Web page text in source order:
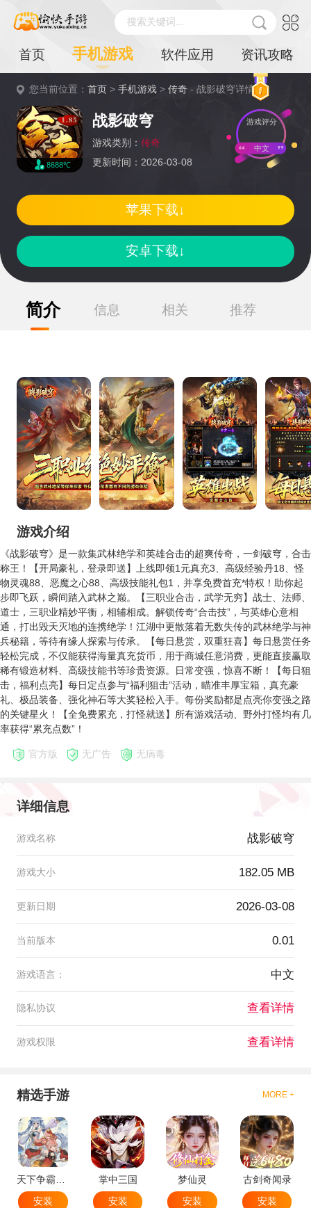
搜索关键词...
首页 手机游戏 软件应用 资讯攻略
您当前位置：首页 >手机游戏 >传奇 - 战影破穹详情
8688℃
战影破穹
游戏类别： 传奇
更新时间：2026-03-08
游戏评分
中文
安卓下载↓
苹果下载↓
简介 信息 相关 推荐
游戏介绍
《战影破穹》是一款集武林绝学和英雄合击的超爽传奇，一剑破穹，合击
称王！【开局豪礼，登录即送】上线即领1元真充3、高级经验丹18、怪
物灵魂88、恶魔之心88、高级技能礼包1，并享免费首充*特权！助你起
步即飞跃，瞬间踏入武林之巅。【三职业合击，武学无穷】战士、法师、
道士，三职业精妙平衡，相辅相成。解锁传奇“合击技”，与英雄心意相
通，打出毁天灭地的连携绝学！江湖中更散落着无数失传的武林绝学与神
兵秘籍，等待有缘人探索与传承。【每日悬赏，双重狂喜】每日悬赏任务
轻松完成，不仅能获得海量真充货币，用于商城任意消费，更能直接赢取
稀有锻造材料、高级技能书等珍贵资源。日常变强，惊喜不断！【每日狙
击，福利点亮】每日定点参与“福利狙击”活动，瞄准丰厚宝箱，真充豪
礼、极品装备、强化神石等大奖轻松入手。每份奖励都是点亮你变强之路
的关键星火！【全免费累充，打怪就送】所有游戏活动、野外打怪均有几
率获得“累充点数”！​
官方版 无广告 无病毒
详细信息
游戏名称 战影破穹
游戏大小 182.05 MB
更新日期 2026-03-08
当前版本 0.01
游戏语言： 中文
隐私协议 查看详情
游戏权限 查看详情
精选手游 MORE +
天下争霸三国志
安装
掌中三国
安装
梦仙灵
安装
古剑奇闻录
安装